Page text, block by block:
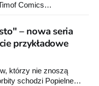
Comics
się w 2015 roku.
– nowa seria
przykładowe
którzy nie znoszą
schodzi Popielne